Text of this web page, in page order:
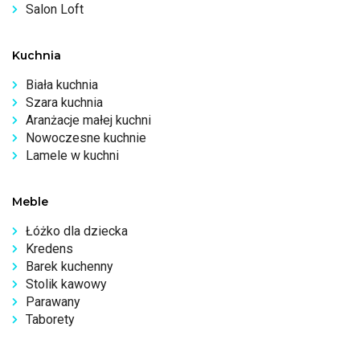
Salon Loft
Kuchnia
Biała kuchnia
Szara kuchnia
Aranżacje małej kuchni
Nowoczesne kuchnie
Lamele w kuchni
Meble
Łóżko dla dziecka
Kredens
Barek kuchenny
Stolik kawowy
Parawany
Taborety